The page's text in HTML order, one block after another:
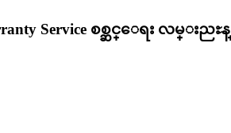
Service စစ္ဆင္ေရး လမ္းညႊန္